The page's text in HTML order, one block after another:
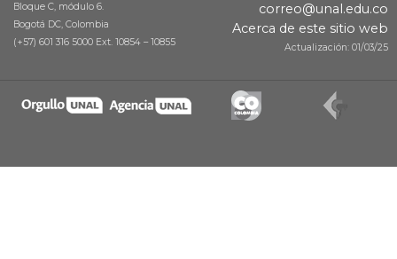
Bloque C, módulo 6.
Bogotá DC, Colombia
(+57) 601 316 5000 Ext. 10854 – 10855
correo@unal.edu.co
Acerca de este sitio web
Actualización: 01/03/25